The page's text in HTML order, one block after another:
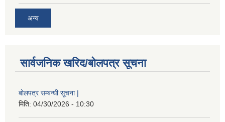
अन्य
सार्वजनिक खरिद/बोलपत्र सूचना
बोलपत्र सम्बन्धी सूचना |
मिति: 04/30/2026 - 10:30